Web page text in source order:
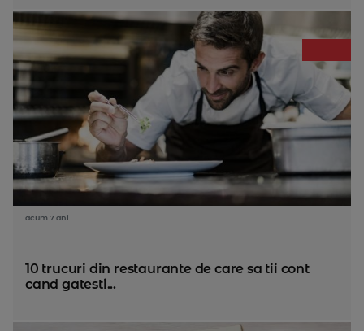
acum 7 ani
10 trucuri din restaurante de care sa tii cont
cand gatesti...